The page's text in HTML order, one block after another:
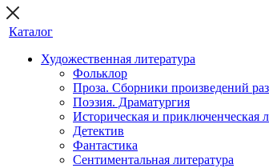
Каталог
Художественная литература
Фольклор
Проза. Сборники произведений
Поэзия. Драматургия
Историческая и приключенческая
Детектив
Фантастика
Сентиментальная литература